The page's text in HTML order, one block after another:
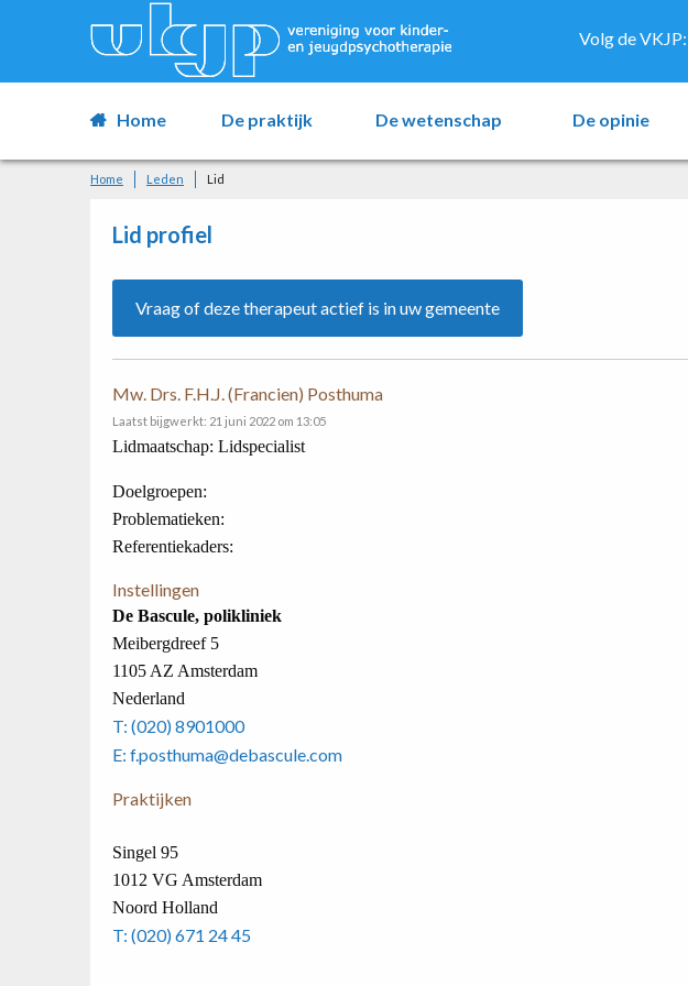
Volg de VKJP:
Home De praktijk De wetenschap De opinie
Home Leden Lid
Lid profiel
Vraag of deze therapeut actief is in uw gemeente
Mw. Drs. F.H.J. (Francien) Posthuma
Laatst bijgwerkt: 21 juni 2022 om 13:05
Lidmaatschap: Lidspecialist
Doelgroepen:
Problematieken:
Referentiekaders:
Instellingen
De Bascule, polikliniek
Meibergdreef 5
1105 AZ Amsterdam
Nederland
T: (020) 8901000
E: f.posthuma@debascule.com
Praktijken
Singel 95
1012 VG Amsterdam
Noord Holland
T: (020) 671 24 45